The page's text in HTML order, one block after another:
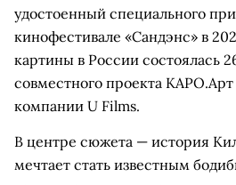
удостоенный специального
кинофестивале «Сандэнс» в
картины в России состоялась
совместного проекта
компании U Films.
В центре сюжета — история
мечтает стать известным